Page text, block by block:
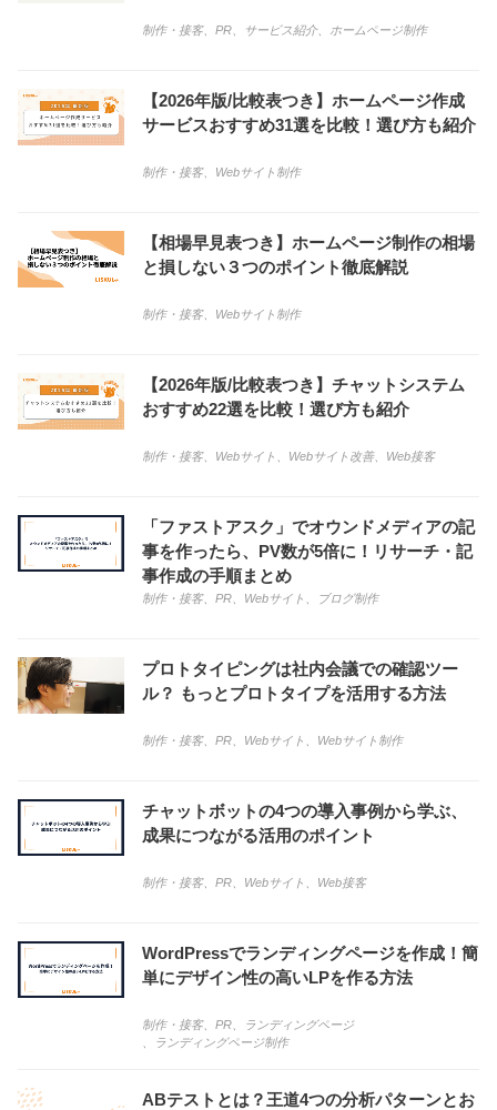
制作・接客、 PR サービス紹介、 ホームページ制作
【2026年版/比較表つき】ホームページ作成
サービスおすすめ31選を比較！選び方も紹介
制作・接客、 Webサイト制作
【相場早見表つき】ホームページ制作の相場
と損しない３つのポイント徹底解説
制作・接客、 Webサイト制作
【2026年版/比較表つき】チャットシステム
おすすめ22選を比較！選び方も紹介
制作・接客、 Webサイト Webサイト改善、 Web接客
「ファストアスク」でオウンドメディアの記
事を作ったら、PV数が5倍に！リサーチ・記
事作成の手順まとめ
制作・接客、 PR Webサイト ブログ制作
プロトタイピングは社内会議での確認ツー
ル？ もっとプロトタイプを活用する方法
制作・接客、 PR Webサイト Webサイト制作
チャットボットの4つの導入事例から学ぶ、
成果につながる活用のポイント
制作・接客、 PR Webサイト Web接客
WordPressでランディングページを作成！簡
単にデザイン性の高いLPを作る方法
制作・接客、 PR
ランディングページ
ランディングページ制作
ABテストとは？王道4つの分析パターンとお